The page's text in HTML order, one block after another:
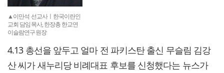
▲이만석 선교사ㅣ한국이란인
교회 담임목사, 한장총 한교연
이슬람연구원장
4.13 총선을 앞두고 얼마 전 파키스탄 출신 무슬림 김강
산 씨가 새누리당 비례대표 후보를 신청했다는 뉴스가